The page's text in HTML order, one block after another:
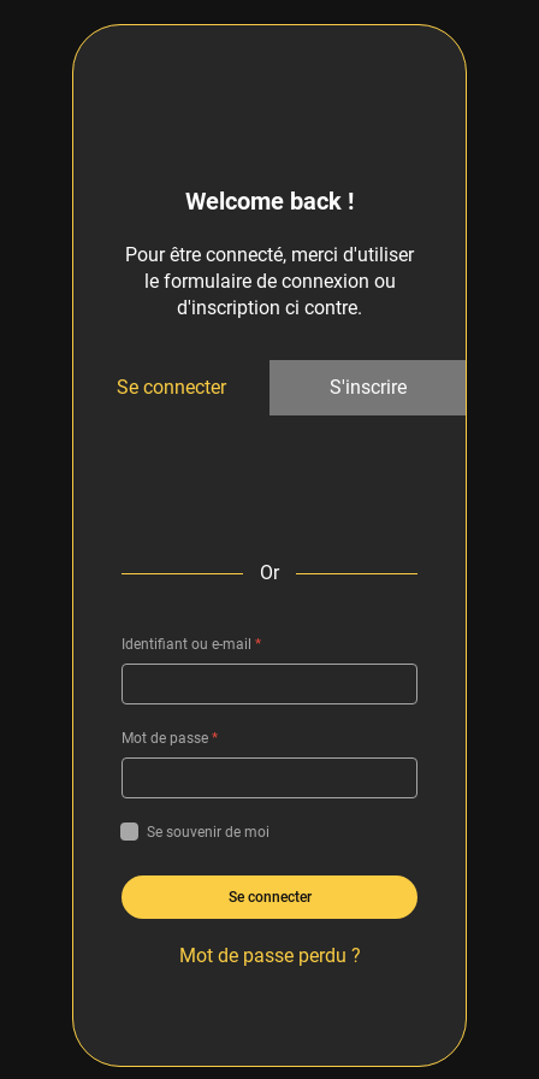
Welcome back !
Pour être connecté, merci d'utiliser
le formulaire de connexion ou
d'inscription ci contre.
Se connecter S'inscrire
Or
Identifiant ou e-mail *
Mot de passe *
Se souvenir de moi
Se connecter
Mot de passe perdu ?